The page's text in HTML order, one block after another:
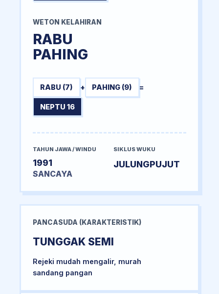
WETON KELAHIRAN
RABU
PAHING
RABU (7) + PAHING (9) =
NEPTU 16
TAHUN JAWA / WINDU
1991
SANCAYA
SIKLUS WUKU
JULUNGPUJUT
PANCASUDA (KARAKTERISTIK)
TUNGGAK SEMI
Rejeki mudah mengalir, murah
sandang pangan